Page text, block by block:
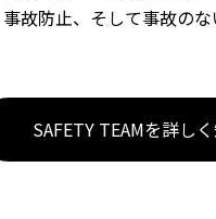
故防止、そして事故の
SAFETY TEAMを詳し